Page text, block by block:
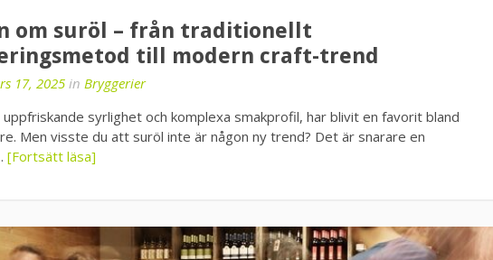
om suröl – från traditionellt
till modern craft-trend
17, 2025 in Bryggerier
uppfriskande syrlighet och komplexa smakprofil, har blivit en favorit bland
Men visste du att suröl inte är någon ny trend? Det är snarare en
[Fortsätt läsa]